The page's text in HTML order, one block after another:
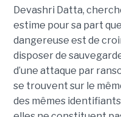
Devashri Datta,
estime pour sa part
dangereuse est de
disposer de
d’une attaque par
se trouvent sur le
des mêmes